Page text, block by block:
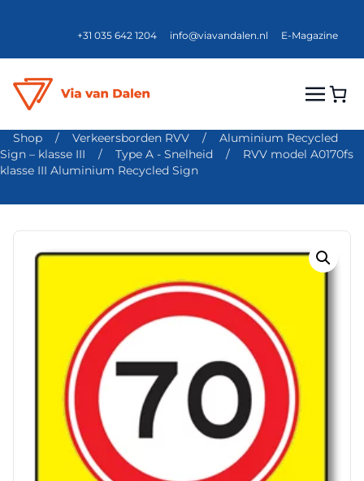
+31 035 642 1204 info@viavandalen.nl E-Magazine
Shop / Verkeersborden RVV /
Aluminium Recycled
Sign – klasse III
/ Type A - Snelheid /
RVV model A0170fs
klasse III Aluminium Recycled Sign